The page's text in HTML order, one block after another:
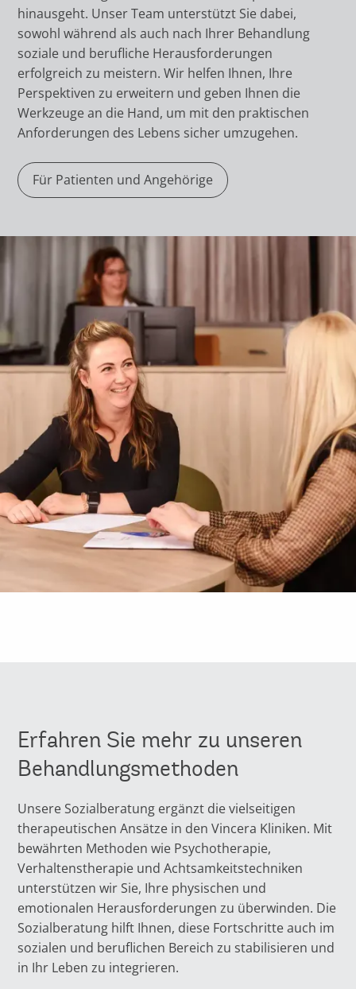
hinausgeht. Unser Team unterstützt Sie dabei,
sowohl während als auch nach Ihrer Behandlung
soziale und berufliche Herausforderungen
erfolgreich zu meistern. Wir helfen Ihnen, Ihre
Perspektiven zu erweitern und geben Ihnen die
Werkzeuge an die Hand, um mit den praktischen
Anforderungen des Lebens sicher umzugehen.
Für Patienten und Angehörige
Erfahren Sie mehr zu unseren
Behandlungsmethoden
Unsere Sozialberatung ergänzt die vielseitigen
therapeutischen Ansätze in den Vincera Kliniken. Mit
bewährten Methoden wie Psychotherapie,
Verhaltenstherapie und Achtsamkeitstechniken
unterstützen wir Sie, Ihre physischen und
emotionalen Herausforderungen zu überwinden. Die
Sozialberatung hilft Ihnen, diese Fortschritte auch im
sozialen und beruflichen Bereich zu stabilisieren und
in Ihr Leben zu integrieren.